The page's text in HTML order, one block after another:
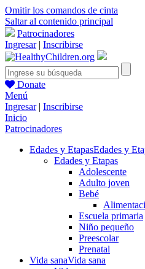
Omitir los comandos de cinta
Saltar al contenido principal
Patrocinadores
Ingresar| Inscribirse
Donate
Menú
Ingresar| Inscribirse
Inicio
Patrocinadores
Edades y EtapasEdades y
Edades y Etapas
Adolescente
Adulto joven
Bebé
Escuela primaria
Niño pequeño
Preescolar
Prenatal
Vida sanaVida sana